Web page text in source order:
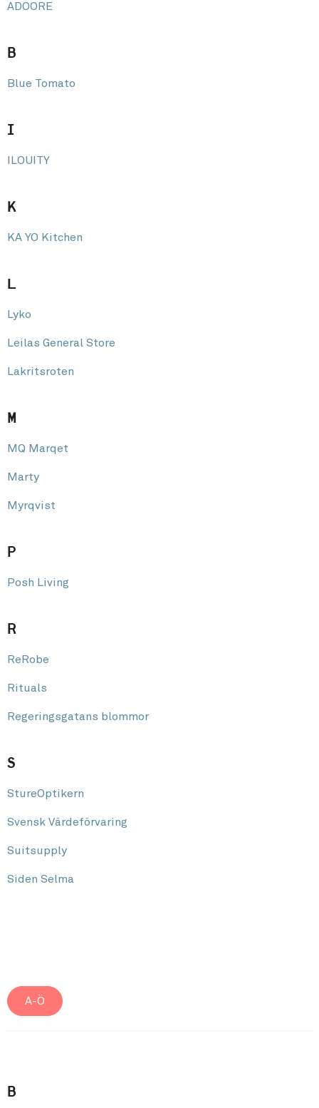
ADOORE
B
Blue Tomato
I
ILOUITY
K
KA YO Kitchen
L
Lyko
Leilas General Store
Lakritsroten
M
MQ Marqet
Marty
Myrqvist
P
Posh Living
R
ReRobe
Rituals
Regeringsgatans blommor
S
StureOptikern
Svensk Värdeförvaring
Suitsupply
Siden Selma
A-Ö
B